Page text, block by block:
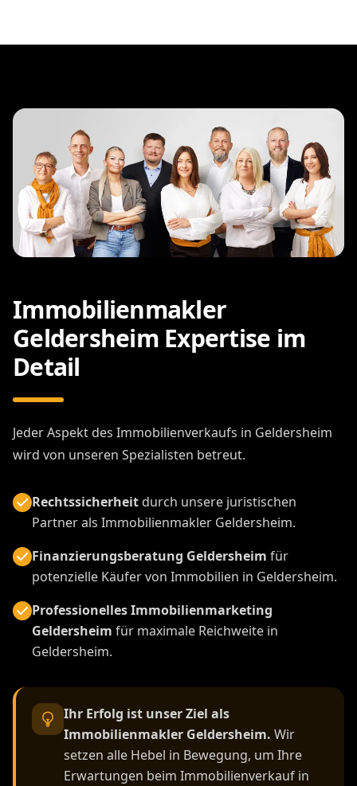
Immobilienmakler
Geldersheim Expertise im
Detail
Jeder Aspekt des Immobilienverkaufs in Geldersheim
wird von unseren Spezialisten betreut.
Rechtssicherheitdurch unsere juristischen
Partner als Immobilienmakler Geldersheim.
Finanzierungsberatung Geldersheim für
potenzielle Käufer von Immobilien in Geldersheim.
Professionelles Immobilienmarketing
Geldersheim für maximale Reichweite in
Geldersheim.
Ihr Erfolg ist unser Ziel als
Immobilienmakler Geldersheim. Wir
setzen alle Hebel in Bewegung, um Ihre
Erwartungen beim Immobilienverkauf in